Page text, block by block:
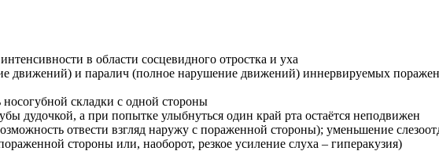
в области сосцевидного отростка и уха
движений) и паралич (полное нарушение движений) иннервируемых
носогубной складки с одной стороны
дудочкой, а при попытке улыбнуться один край рта остаётся неподвижен
отвести взгляд наружу с пораженной стороны); уменьшение
стороны или, наоборот, резкое усиление слуха – гиперакузия)